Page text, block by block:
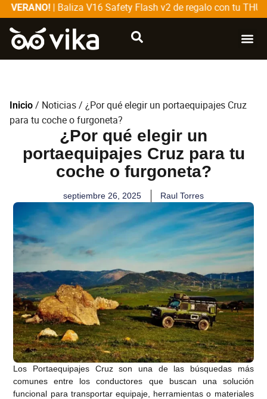
VERANO!| Baliza V16 Safety Flash v2 de regalo con tu
Inicio / Noticias/ ¿Por qué elegir un portaequipajes Cruz
para tu coche o furgoneta?
¿Por qué elegir un
portaequipajes Cruz para tu
coche o furgoneta?
septiembre 26, 2025 Raul Torres
Los Portaequipajes Cruz son una de las búsquedas más
comunes entre los conductores que buscan una solución
funcional para transportar equipaje, herramientas o materiales